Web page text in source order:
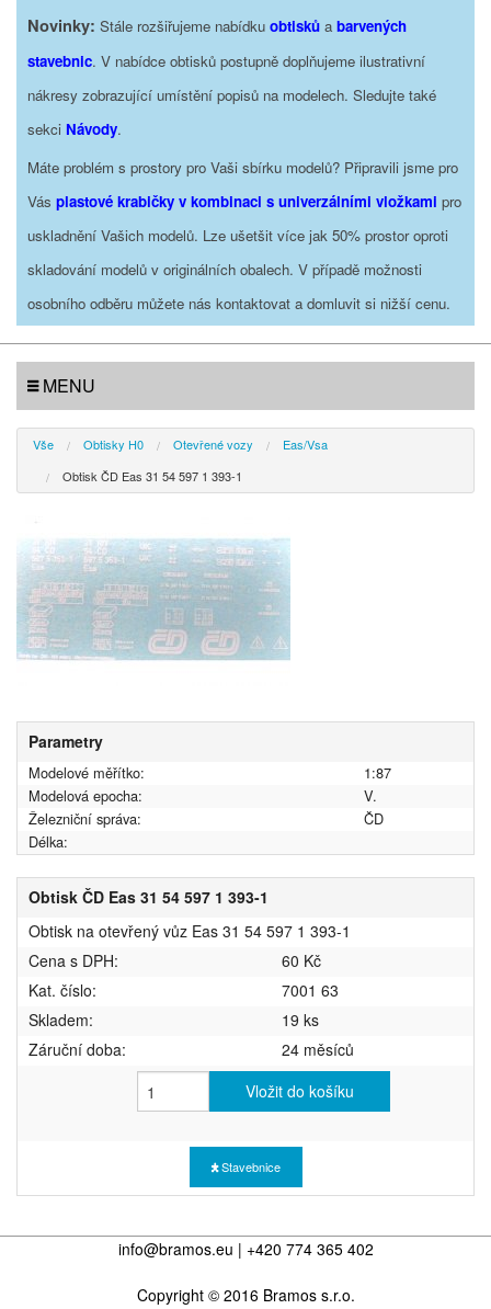
Novinky: Stále rozšiřujeme nabídku obtisků a barvených
stavebnic. V nabídce obtisků postupně doplňujeme ilustrativní
nákresy zobrazující umístění popisů na modelech. Sledujte také
sekci Návody.
Máte problém s prostory pro Vaši sbírku modelů? Připravili jsme pro
Vás plastové krabičky v kombinaci s univerzálními vložkami pro
uskladnění Vašich modelů. Lze ušetšit více jak 50% prostor oproti
skladování modelů v originálních obalech. V případě možnosti
osobního odběru můžete nás kontaktovat a domluvit si nižší cenu.
MENU
Vše Obtisky H0 Otevřené vozy
Eas/Vsa
Obtisk ČD Eas 31 54 597 1 393-1
Parametry
Modelové měřítko:
1:87
Modelová epocha:
V.
Železniční správa:
ČD
Délka:
Obtisk ČD Eas 31 54 597 1 393-1
Obtisk na otevřený vůz Eas 31 54 597 1 393-1
Cena s DPH:
60 Kč
Kat. číslo:
7001 63
Skladem:
19 ks
Záruční doba:
24 měsíců
Vložit do košíku
Stavebnice
info@bramos.eu | +420 774 365 402
Copyright © 2016 Bramos s.r.o.